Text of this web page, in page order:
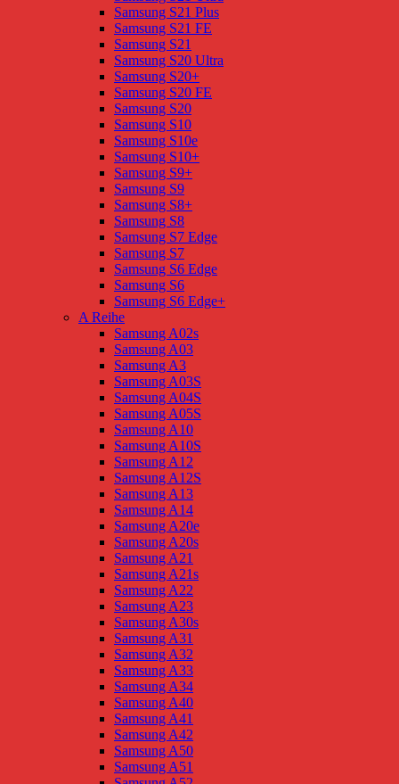
Samsung S21 Plus
Samsung S21 FE
Samsung S21
Samsung S20 Ultra
Samsung S20+
Samsung S20 FE
Samsung S20
Samsung S10
Samsung S10e
Samsung S10+
Samsung S9+
Samsung S9
Samsung S8+
Samsung S8
Samsung S7 Edge
Samsung S7
Samsung S6 Edge
Samsung S6
Samsung S6 Edge+
A Reihe
Samsung A02s
Samsung A03
Samsung A3
Samsung A03S
Samsung A04S
Samsung A05S
Samsung A10
Samsung A10S
Samsung A12
Samsung A12S
Samsung A13
Samsung A14
Samsung A20e
Samsung A20s
Samsung A21
Samsung A21s
Samsung A22
Samsung A23
Samsung A30s
Samsung A31
Samsung A32
Samsung A33
Samsung A34
Samsung A40
Samsung A41
Samsung A42
Samsung A50
Samsung A51